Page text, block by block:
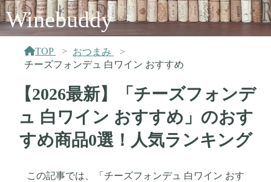
Winebuddy
TOP
おつまみ
チーズフォンデュ 白ワイン おすすめ
【2026最新】「チーズフォンデ
ュ 白ワイン おすすめ」のおす
すめ商品0選！人気ランキング
この記事では、「チーズフォンデュ 白ワイン おす